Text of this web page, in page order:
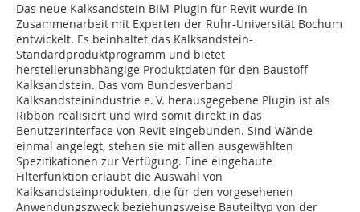
Das neue Kalksandstein BIM-Plugin für Revit wurde in
Zusammenarbeit mit Experten der Ruhr-Universität Bochum
entwickelt. Es beinhaltet das Kalksandstein-
Standardproduktprogramm und bietet
herstellerunabhängige Produktdaten für den Baustoff
Kalksandstein. Das vom Bundesverband
Kalksandsteinindustrie e. V. herausgegebene Plugin ist als
Ribbon realisiert und wird somit direkt in das
Benutzerinterface von Revit eingebunden. Sind Wände
einmal angelegt, stehen sie mit allen ausgewählten
Spezifikationen zur Verfügung. Eine eingebaute
Filterfunktion erlaubt die Auswahl von
Kalksandsteinprodukten, die für den vorgesehenen
Anwendungszweck beziehungsweise Bauteiltyp von der